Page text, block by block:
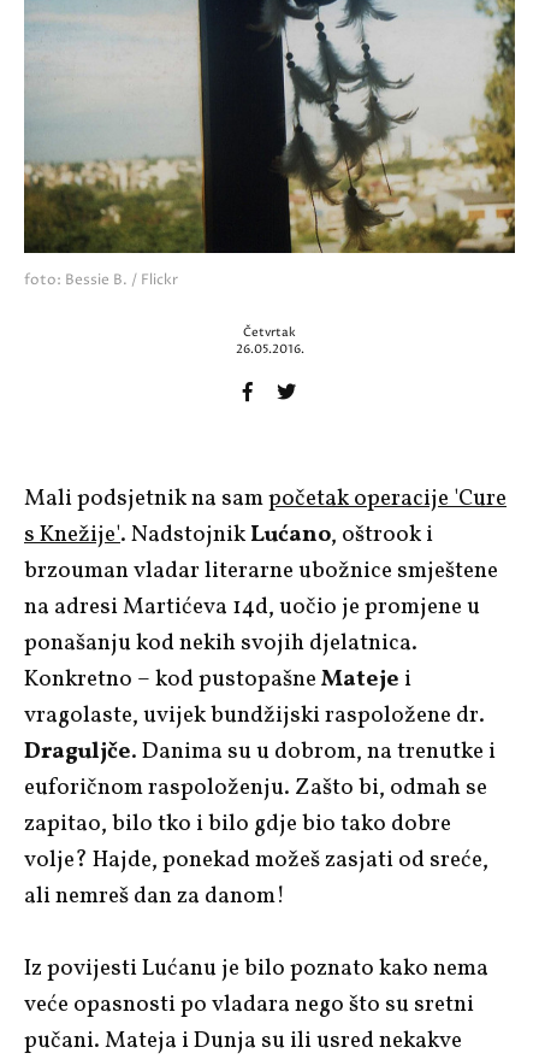
foto: Bessie B. / Flickr
Četvrtak
26.05.2016.
Mali podsjetnik na sampočetak operacije 'Cure
s Knežije'. NadstojnikLućano, oštrook i
brzouman vladar literarne ubožnice smještene
na adresi Martićeva 14d, uočio je promjene u
ponašanju kod nekih svojih djelatnica.
Konkretno – kod pustopašneMateje i
vragolaste, uvijek bundžijski raspoložene dr.
Draguljče. Danima su u dobrom, na trenutke i
euforičnom raspoloženju. Zašto bi, odmah se
zapitao, bilo tko i bilo gdje bio tako dobre
volje? Hajde, ponekad možeš zasjati od sreće,
ali nemreš dan za danom!
Iz povijesti Lućanu je bilo poznato kako nema
veće opasnosti po vladara nego što su sretni
pučani. Mateja i Dunja su ili usred nekakve